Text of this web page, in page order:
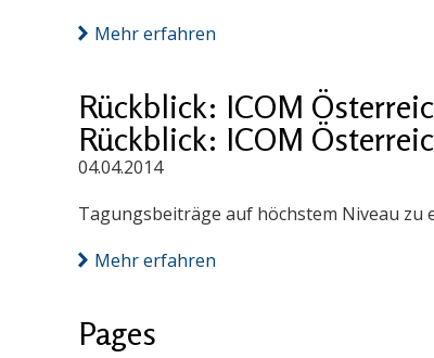
Mehr erfahren
Rückblick: ICOM
Rückblick: ICOM
04.04.2014
Tagungsbeiträge auf höchstem Niveau
Mehr erfahren
Pages